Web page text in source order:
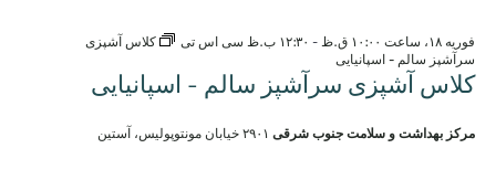
کلاس آشپزی سرآشپز سالم - اسپانیایی
فوریه ۱۸، ساعت ۱۰:۰۰ ق.ظ - ۱۲:۳۰ ب.ظ سی اس تی
کلاس آشپزی
سرآشپز سالم - اسپانیایی
مرکز بهداشت و سلامت جنوب شرقی ۲۹۰۱ خیابان مونتوپولیس، آستین